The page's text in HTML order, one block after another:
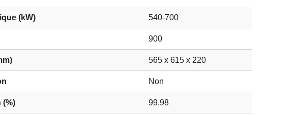
(kW) 540-700
900
565 x 615 x 220
Non
(%) 99,98